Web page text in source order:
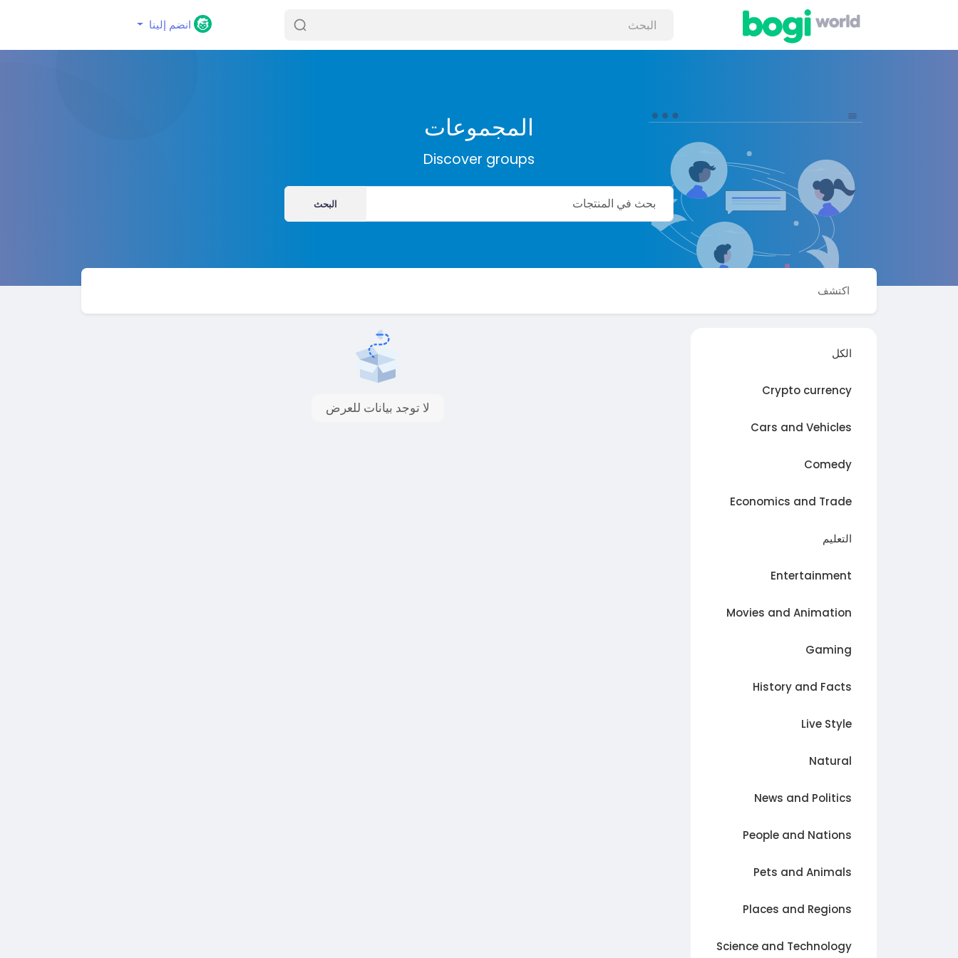
انضم إلينا
المجموعات
Discover groups
البحث
اكتشف
الكل
Crypto currency
Cars and Vehicles
Comedy
Economics and Trade
التعليم
Entertainment
Movies and Animation
Gaming
History and Facts
Live Style
Natural
News and Politics
People and Nations
Pets and Animals
Places and Regions
Science and Technology
لا توجد بيانات للعرض